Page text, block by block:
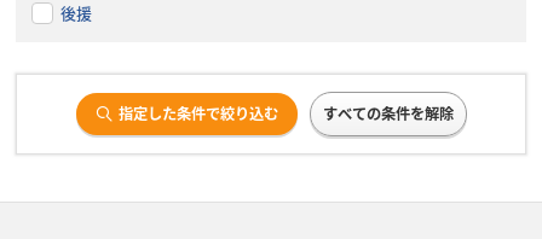
後援
指定した条件で絞り込む すべての条件を解除